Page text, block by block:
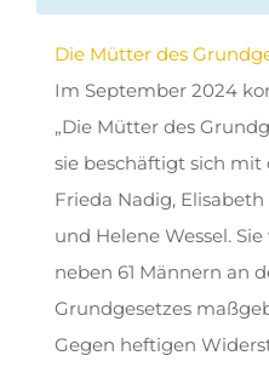
Die Mütter des
Im September 2024
„Die Mütter des
sie beschäftigt sich mit
Frieda Nadig,
und Helene Wessel.
neben 61 Männern an
Grundgesetzes
Gegen heftigen